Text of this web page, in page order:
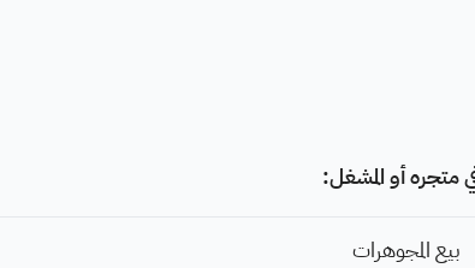
متجره أو المشغل:
بيع المجوهرات